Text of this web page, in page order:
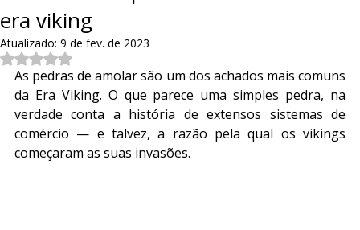
era viking
Atualizado: 9 de fev. de 2023
Avaliado com NaN de 5 estrelas.
As pedras de amolar são um dos achados mais comuns
da Era Viking. O que parece uma simples pedra, na
verdade conta a história de extensos sistemas de
comércio — e talvez, a razão pela qual os vikings
começaram as suas invasões.